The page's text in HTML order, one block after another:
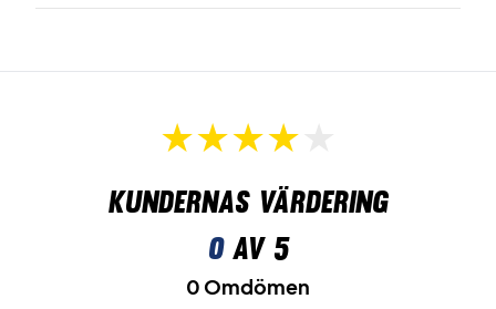
Kundernas värdering
0av 5
0 Omdömen